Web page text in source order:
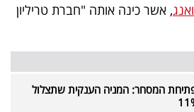
, אשר כינה אותה "חברת טריליון
המסחר: המניה הענקית שתצלול